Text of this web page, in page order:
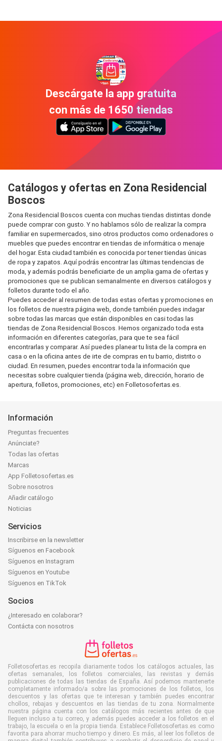
Descárgate la app gratuita
con más de 1650 tiendas
Catálogos y ofertas en Zona Residencial
Boscos
Zona Residencial Boscos cuenta con muchas tiendas distintas donde
puede comprar con gusto. Y no hablamos sólo de realizar la compra
familiar en supermercados, sino otros productos como ordenadores o
muebles que puedes encontrar en tiendas de informática o menaje
del hogar. Esta ciudad también es conocida por tener tiendas únicas
de ropa y zapatos. Aquí podrás encontrar las últimas tendencias de
moda, y además podrás beneficiarte de un amplia gama de ofertas y
promociones que se publican semanalmente en diversos catálogos y
folletos durante todo el año.
Puedes acceder al resumen de todas estas ofertas y promociones en
los folletos de nuestra página web, donde también puedes indagar
sobre todas las marcas que están disponibles en casi todas las
tiendas de Zona Residencial Boscos. Hemos organizado toda esta
información en diferentes categorías, para que te sea fácil
encontrarlas y comparar. Así puedes planear tu lista de la compra en
casa o en la oficina antes de irte de compras en tu barrio, distrito o
ciudad. En resumen, puedes encontrar toda la información que
necesitas sobre cualquier tienda (página web, dirección, horario de
apertura, folletos, promociones, etc) en Folletosofertas.es.
Información
Preguntas frecuentes
Anúnciate?
Todas las ofertas
Marcas
App Folletosofertas.es
Sobre nosotros
Añadir catálogo
Noticias
Servicios
Inscribirse en la newsletter
Síguenos en Facebook
Síguenos en Instagram
Síguenos en Youtube
Síguenos en TikTok
Socios
¿Interesado en colaborar?
Contácta con nosotros
Folletosofertas.es recopila diariamente todos los catálogos actuales, las
ofertas semanales, los folletos comerciales, las revistas y demás
publicaciones de todas las tiendas de España. Así podemos mantenerte
completamente informado/a sobre las promociones de los folletos, los
descuentos y las ofertas que te interesan y también puedes encontrar
chollos, rebajas y descuentos en las tiendas de tu zona. Normalmente
nuestra página cuenta con los catálogos más recientes antes de que
lleguen incluso a tu correo, y además puedes acceder a los folletos en el
trabajo, la escuela o en la propia tienda. Establece Folletosofertas.es como
favorita para ahorrar mucho tiempo y dinero. Es más, al leer los folletos de